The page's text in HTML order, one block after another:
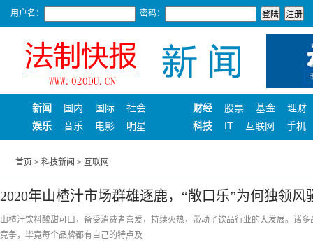
用户名： 密码：
新闻 国内 国际
社会
娱乐
音乐 电影 明星
财经 股票 基金
理财
科技
IT 互联网 手机
首页 > 科技新闻 > 互联网
2020年山楂汁市场群雄逐鹿，“敞口乐”为何独领风
山楂汁饮料酸甜可口，备受消费者喜爱，持续火热，带动了饮品行业的大发展。诸
竞争，毕竟每个品牌都有自己的特点及